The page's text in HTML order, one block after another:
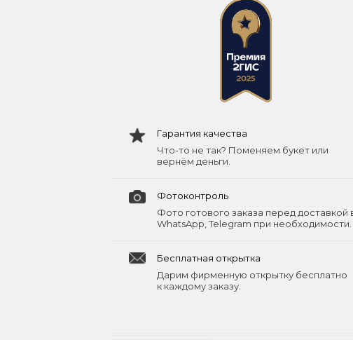
Гарантия качества
Что-то не так? Поменяем букет или
вернём деньги.
Фотоконтроль
Фото готового заказа перед доставкой
WhatsApp, Telegram при необходимости.
Бесплатная открытка
Дарим фирменную открытку бесплатно
к каждому заказу.